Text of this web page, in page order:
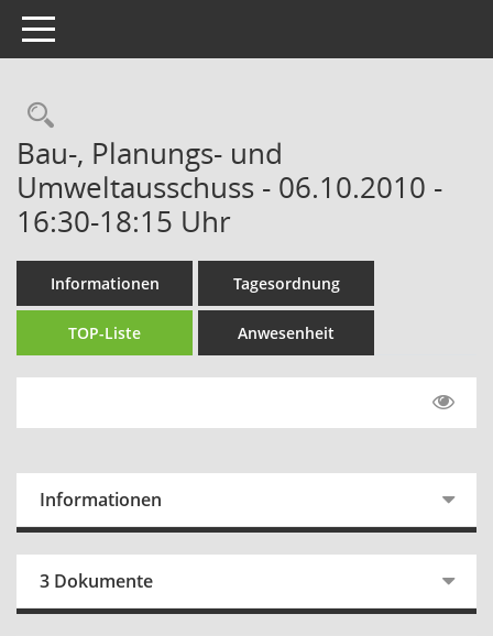
Toggle navigation
Rechercheauswahl
Bau-, Planungs- und
Umweltausschuss - 06.10.2010 -
16:30-18:15 Uhr
Informationen Tagesordnung
TOP-Liste Anwesenheit
Informationen
3 Dokumente